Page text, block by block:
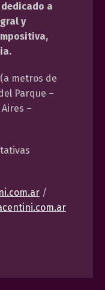
a
y
(a metros de
Parque –
–
/